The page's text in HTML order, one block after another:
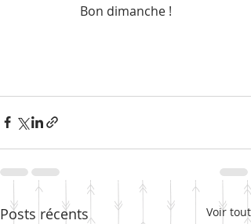
Bon dimanche !
Posts récents Voir tout